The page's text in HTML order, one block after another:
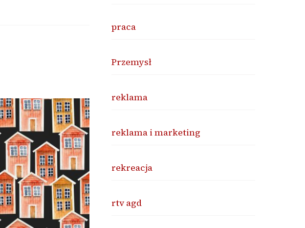
praca
Przemysł
reklama
reklama i marketing
rekreacja
rtv agd